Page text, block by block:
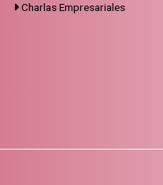
Charlas Empresariales